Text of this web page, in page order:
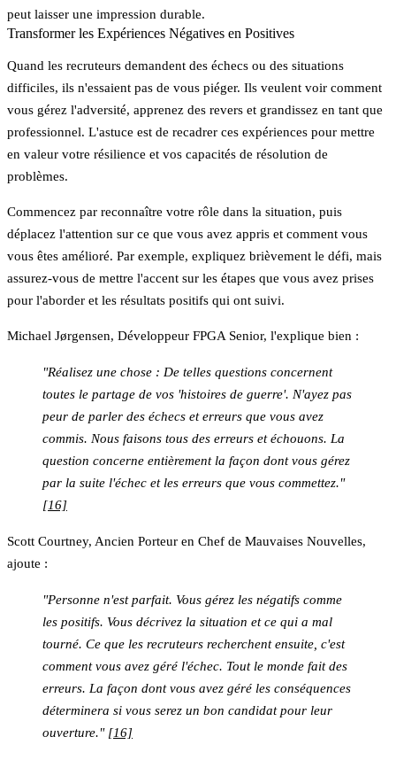
peut laisser une impression durable.
Transformer les Expériences Négatives en Positives
Quand les recruteurs demandent des échecs ou des situations
difficiles, ils n'essaient pas de vous piéger. Ils veulent voir comment
vous gérez l'adversité, apprenez des revers et grandissez en tant que
professionnel. L'astuce est de recadrer ces expériences pour mettre
en valeur votre résilience et vos capacités de résolution de
problèmes.
Commencez par reconnaître votre rôle dans la situation, puis
déplacez l'attention sur ce que vous avez appris et comment vous
vous êtes amélioré. Par exemple, expliquez brièvement le défi, mais
assurez-vous de mettre l'accent sur les étapes que vous avez prises
pour l'aborder et les résultats positifs qui ont suivi.
Michael Jørgensen, Développeur FPGA Senior, l'explique bien :
"Réalisez une chose : De telles questions concernent
toutes le partage de vos 'histoires de guerre'. N'ayez pas
peur de parler des échecs et erreurs que vous avez
commis. Nous faisons tous des erreurs et échouons. La
question concerne entièrement la façon dont vous gérez
par la suite l'échec et les erreurs que vous commettez."
[16]
Scott Courtney, Ancien Porteur en Chef de Mauvaises Nouvelles,
ajoute :
"Personne n'est parfait. Vous gérez les négatifs comme
les positifs. Vous décrivez la situation et ce qui a mal
tourné. Ce que les recruteurs recherchent ensuite, c'est
comment vous avez géré l'échec. Tout le monde fait des
erreurs. La façon dont vous avez géré les conséquences
déterminera si vous serez un bon candidat pour leur
ouverture." [16]